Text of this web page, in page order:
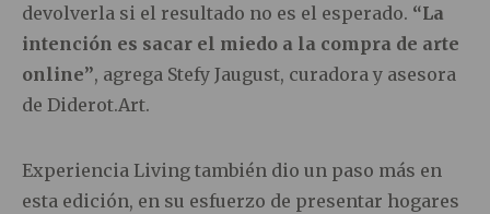
devolverla si el resultado no es el esperado. “La
intención es sacar el miedo a la compra de arte
online”, agrega Stefy Jaugust, curadora y asesora
de Diderot.Art.
Experiencia Living también dio un paso más en
esta edición, en su esfuerzo de presentar hogares